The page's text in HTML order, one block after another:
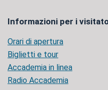
Informazioni per i
Orari di apertura
Biglietti e tour
Accademia in linea
Radio Accademia